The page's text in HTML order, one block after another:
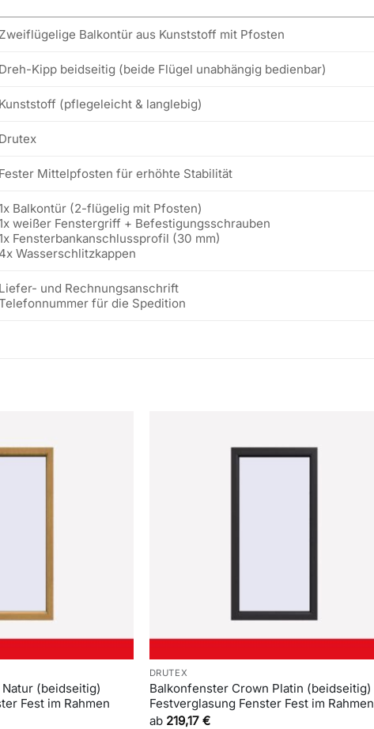
Zweiflügelige Balkontür aus Kunststoff mit Pfosten
Dreh-Kipp beidseitig (beide Flügel unabhängig bedienbar)
Kunststoff (pflegeleicht & langlebig)
Drutex
Fester Mittelpfosten für erhöhte Stabilität
Balkontür (2-flügelig mit Pfosten)
weißer Fenstergriff + Befestigungsschrauben
Fensterbankanschlussprofil (30 mm)
4x Wasserschlitzkappen
Liefer- und Rechnungsanschrift
für die Spedition
(beidseitig)
Fest im Rahmen
DRUTEX
Balkonfenster Crown Platin (beidseitig)
Festverglasung Fenster Fest im Rahmen
ab 219,17 €